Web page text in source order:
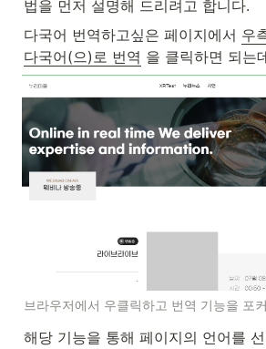
법을 먼저 설명해 드리려고 합니다.
다국어 번역하고싶은 페이지에서 우
다국어(으)로 번역 을 클릭하면 되는
브라우저에서 우클릭하고 번역 기능을 포
해당 기능을 통해 페이지의 언어를